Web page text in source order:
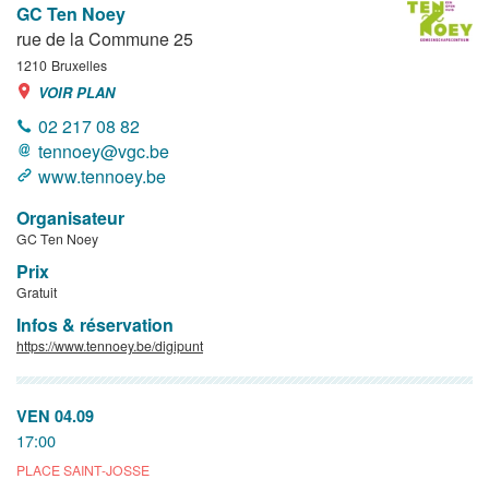
GC Ten Noey
rue de la Commune 25
1210 Bruxelles
VOIR PLAN
02 217 08 82
tennoey@vgc.be
www.tennoey.be
Organisateur
GC Ten Noey
Prix
Gratuit
Infos & réservation
https://www.tennoey.be/digipunt
VEN 04.09
17:00
PLACE SAINT-JOSSE